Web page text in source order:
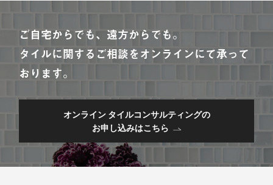
ご自宅からでも、遠方からでも。
タイルに関するご相談をオンラインにて承って
おります。
オンライン タイルコンサルティングの
お申し込みはこちら